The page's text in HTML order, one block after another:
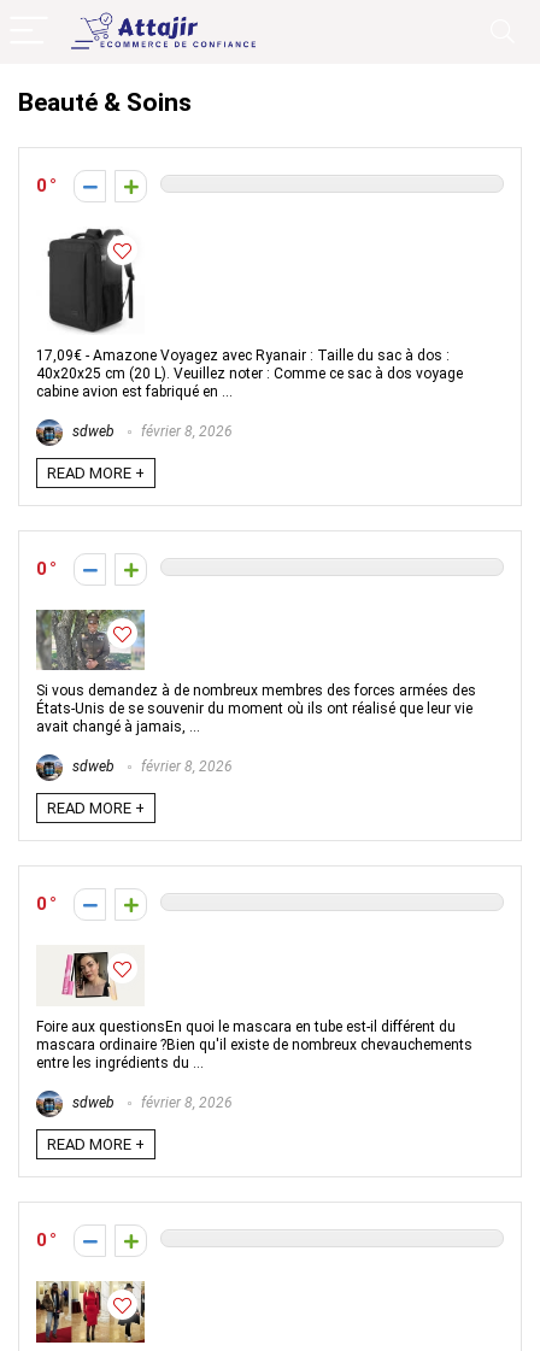
Beauté & Soins
0
17,09€ - Amazone Voyagez avec Ryanair : Taille du sac à dos :
40x20x25 cm (20 L). Veuillez noter : Comme ce sac à dos voyage
cabine avion est fabriqué en ...
sdweb février 8, 2026
READ MORE +
0
Si vous demandez à de nombreux membres des forces armées des
États-Unis de se souvenir du moment où ils ont réalisé que leur vie
avait changé à jamais, ...
sdweb février 8, 2026
READ MORE +
0
Foire aux questionsEn quoi le mascara en tube est-il différent du
mascara ordinaire ?Bien qu'il existe de nombreux chevauchements
entre les ingrédients du ...
sdweb février 8, 2026
READ MORE +
0